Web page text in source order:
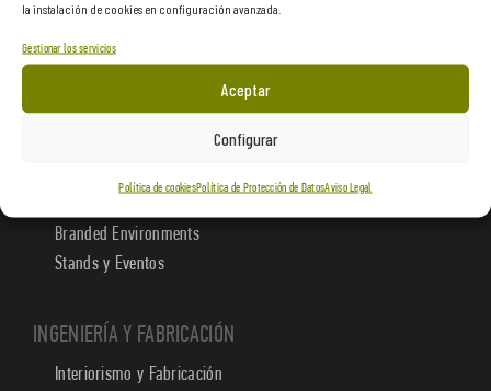
la instalación de cookies en configuración avanzada.
Gestionar los servicios
Aceptar
Configurar
Política de cookiesPolítica de Protección de DatosAviso Legal
Servicios de Gestión
EXPERIENCIAS
Branded Environments
Stands y Eventos
INGENIERÍA Y FABRICACIÓN
Interiorismo y Fabricación